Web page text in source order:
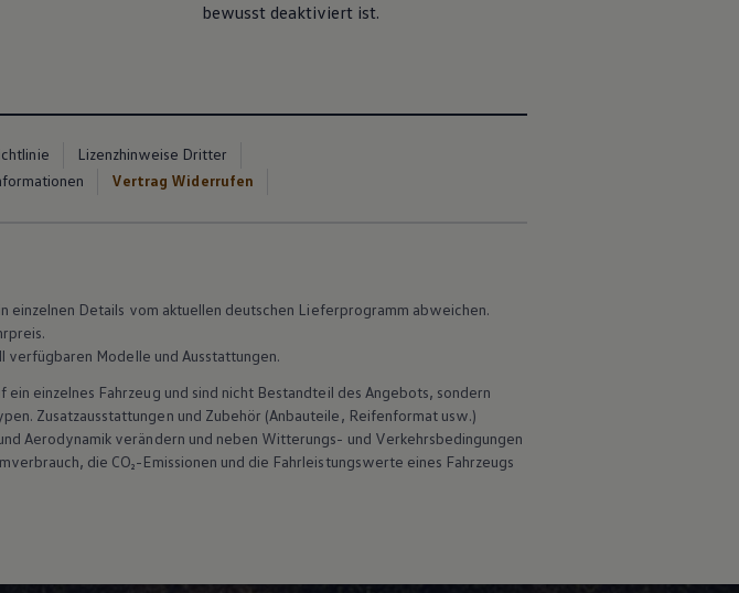
bewusst deaktiviert ist.
Lizenzhinweise Dritter
Vertrag Widerrufen
einzelnen Details vom aktuellen deutschen Lieferprogramm abweichen.
verfügbaren Modelle und Ausstattungen.
einzelnes Fahrzeug und sind nicht Bestandteil des Angebots, sondern
Zusatzausstattungen und Zubehör (Anbauteile, Reifenformat usw.)
Aerodynamik verändern und neben Witterungs- und Verkehrsbedingungen
die CO₂-Emissionen und die Fahrleistungswerte eines Fahrzeugs